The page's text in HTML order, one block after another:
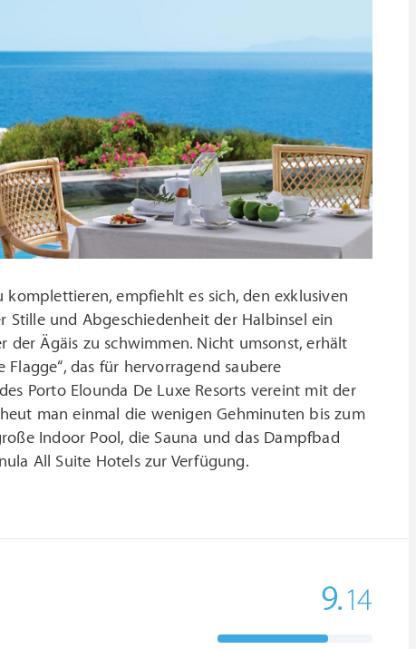
komplettieren, empfiehlt es sich, den exklusiven
Stille und Abgeschiedenheit der Halbinsel ein
der Ägäis zu schwimmen. Nicht umsonst, erhält
das für hervorragend saubere
Porto Elounda De Luxe Resorts vereint mit der
man einmal die wenigen Gehminuten bis zum
Indoor Pool, die Sauna und das Dampfbad
All Suite Hotels zur Verfügung.
9.14